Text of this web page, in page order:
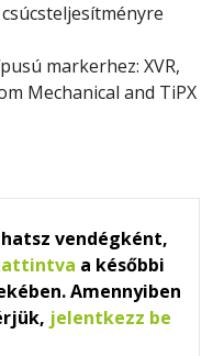
markerhez: XVR,
Mechanical and TiPX
vendégként,
a későbbi
Amennyiben
jelentkezz be